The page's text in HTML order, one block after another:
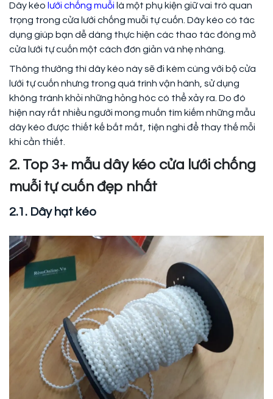
Dây kéo lưới chống muỗi là một phụ kiện giữ vai trò quan
trọng trong cửa lưới chống muỗi tự cuốn. Dây kéo có tác
dụng giúp bạn dễ dàng thực hiện các thao tác đóng mở
cửa lưới tự cuốn một cách đơn giản và nhẹ nhàng.
Thông thường thì dây kéo này sẽ đi kèm cùng với bộ cửa
lưới tự cuốn nhưng trong quá trình vận hành, sử dụng
không tránh khỏi những hỏng hóc có thể xảy ra. Do đó
hiện nay rất nhiều người mong muốn tìm kiếm những mẫu
dây kéo được thiết kế bắt mắt, tiện nghi để thay thế mỗi
khi cần thiết.
2. Top 3+ mẫu dây kéo cửa lưới chống
muỗi tự cuốn đẹp nhất
2.1. Dây hạt kéo